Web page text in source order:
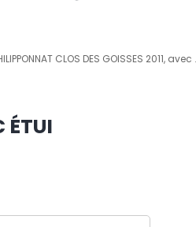
CLOS DES GOISSES 2011, avec
ÉTUI